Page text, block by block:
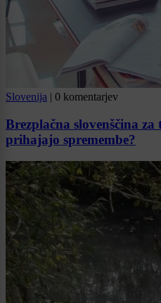
Slovenija | 0 komentarjev
Brezplačna slovenščina
prihajajo spremembe?